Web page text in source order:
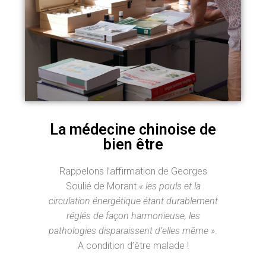
La médecine chinoise de
bien être
Rappelons l’affirmation de Georges
Soulié de Morant « les pouls et la
circulation énergétique étant durablement
réglés de façon harmonieuse, les
pathologies disparaissent d’elles même »
A condition d’être malade !